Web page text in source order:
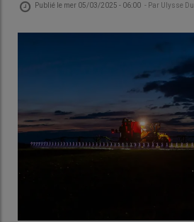
Publié le mer 05/03/2025 - 06:00 - Par Ulysse